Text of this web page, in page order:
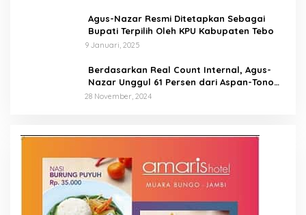
Agus-Nazar Resmi Ditetapkan Sebagai
Bupati Terpilih Oleh KPU Kabupaten Tebo
9 Januari, 2025
Berdasarkan Real Count Internal, Agus-
Nazar Unggul 61 Persen dari Aspan-Tono
Hanya 39 Persen
28 November, 2024